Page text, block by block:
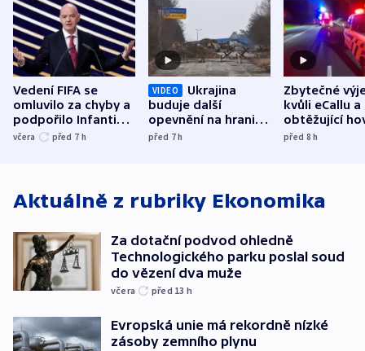
Vedení FIFA se
omluvilo za chyby a
podpořilo Infantina.
UEFA trvá na
včera před 7 h
VIDEO
Ukrajina
buduje další
opevnění na hranici
s Běloruskem
před 7h
Zbytečné
kvůli eCallu a
obtěžující
zdržují
před 8h
Aktuálně z rubriky Ekonomika
Za dotační podvod ohledně
Technologického parku poslal soud
do vězení dva muže
včera před 13 h
Evropská unie má rekordně nízké
zásoby zemního plynu